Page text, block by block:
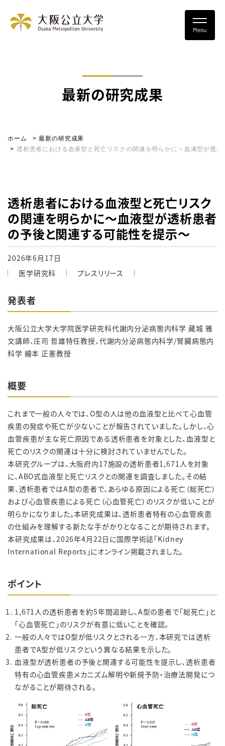
最新の研究成果
ホーム
最新の研究成果
透析患者における血液型と死亡リスクの関連を明らかに～血液型が透
透析患者における血液型と死亡リスク
の関連を明らかに～血液型が透析患者
の予後と関連する可能性を提示～
2026年6月17日
医学研究科
プレスリリース
発表者
大阪公立大学大学院医学研究科代謝内分泌病態内科学 藏城 雅
文講師、庄司 哲雄特任教授、代謝内分泌病態内科学/腎臓病態内
科学 繪本 正憲教授
概要
これまで一般の人々では、O型の人は他の血液型と比べて心血管
疾患の発症や死亡が少ないことが報告されていました。しかし、心
血管疾患が主な死亡原因である透析患者を対象とした、血液型と
死亡のリスクの関連は十分に検討されていませんでした。
本研究グループは、大阪府内17施設の透析患者1,671人を対象
に、ABO式血液型と死亡リスクとの関連を調査しました。その結
果、透析患者ではA型の患者で、あらゆる原因による死亡（総死亡）
および心血管疾患による死亡（心血管死亡）のリスクが低いことが
明らかになりました。本研究成果は、透析患者特有の心血管疾患
の仕組みを理解する新たな手がかりとなることが期待されます。
本研究成果は、2026年4月22日に国際学術誌「Kidney
International Reports」にオンライン掲載されました。
ポイント
1,671人の透析患者を約5年間追跡し、A型の患者で「総死亡」と
「心血管死亡」のリスクが有意に低いことを確認。
一般の人々ではO型が低リスクとされる一方、本研究では透析
患者でA型が低リスクという異なる結果を示した。
血液型が透析患者の予後と関連する可能性を提示し、透析患者
特有の心血管疾患メカニズム解明や新規予防・治療法開発につ
ながることが期待される。